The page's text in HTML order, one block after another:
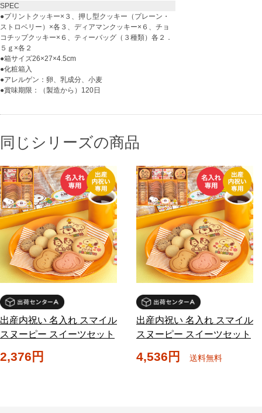
SPEC
●プリントクッキー×３、押し型クッキー（プレーン・
ストロベリー）×各３、ディアマンクッキー×６、チョ
コチップクッキー×６、ティーバッグ（３種類）各２．
５ｇ×各２
●箱サイズ26×27×4.5cm
●化粧箱入
●アレルゲン：卵、乳成分、小麦
●賞味期限：（製造から）120日
同じシリーズの商品
出産内祝い 名入れ スマイル
スヌーピー スイーツセット
2,376円
出産内祝い 名入れ スマイル
スヌーピー スイーツセット
4,536円 送料無料